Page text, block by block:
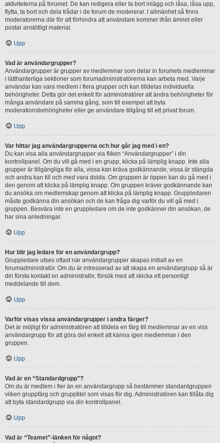
aktiviteterna på forumet. De kan redigera eller ta bort inlägg och låsa, låsa upp,
flytta, ta bort och dela trådar i de forum de modererar. I allmänhet så finns
moderatorerna där för att förhindra att användare kommer ifrån ämnet eller
postar anstötligt material.
Upp
Vad är användargrupper?
Användargrupper är grupper av medlemmar som delar in forumets medlemmar
i lätthanterliga sektioner som forumadministratörerna kan arbeta med. Varje
användar kan vara medlem i flera grupper och kan tilldelas individuella
behörigheter. Detta gör det enkelt för administratörer att ändra behörigheter för
många användare på samma gång, som till exempel att byta
moderationsbehörigheter eller ge användare tillgång till ett privat forum.
Upp
Var hittar jag användargrupperna och hur går jag med i en?
Du kan visa alla användargrupper via fliken “Användargrupper” i din
kontrollpanel. Om du vill gå med i en grupp, klicka på lämplig knapp. Inte alla
grupper är tillgängliga för alla, vissa kan kräva godkännande, vissa är stängda
och andra kan till och med vara dolda. Om gruppen är öppen kan du gå med i
den genom att klicka på lämplig knapp. Om gruppen kräver godkännande kan
du ansöka om medlemskap genom att klicka på lämplig knapp. Gruppledaren
måste godkänna din ansökan och de kan fråga dig varför du vill gå med i
gruppen. Besvära inte en gruppledare om de inte godkänner din ansökan, de
har sina anledningar.
Upp
Hur blir jag ledare för en användargrupp?
Gruppledare utses oftast när användargrupper skapas initialt av en
forumadministratör. Om du är intresserad av att skapa en användargrupp så är
din första kontakt en administratör, försök med att skicka ett personligt
meddelande till dem.
Upp
Varför visas vissa användargrupper i andra färger?
Det är möjligt för administratören att tilldela en färg till medlemmar av en viss
användargrupp för att göra det enkelt att känna igen medlemmar i den
gruppen.
Upp
Vad är en “Standardgrupp”?
Om du är medlem i fler än en användargrupp så bestämmer standardgruppen
vilken gruppfärg och grupptitel som visas för dig. Administratören kan tillåta dig
att byta standardgrupp via din kontrollpanel.
Upp
Vad är “Teamet”-länken för något?